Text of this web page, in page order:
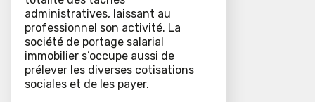
administratives, laissant au
professionnel son activité. La
société de portage salarial
immobilier s’occupe aussi de
prélever les diverses cotisations
sociales et de les payer.